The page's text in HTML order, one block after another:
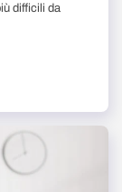
difficili da